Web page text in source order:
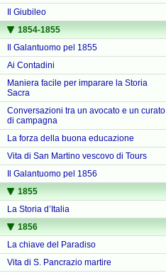
Il Giubileo
1854-1855
Il Galantuomo pel 1855
Ai Contadini
Maniera facile per imparare la Storia
Sacra
Conversazioni tra un avocato e un curato
di campagna
La forza della buona educazione
Vita di San Martino vescovo di Tours
Il Galantuomo pel 1856
1855
La Storia d’Italia
1856
La chiave del Paradiso
Vita di S. Pancrazio martire